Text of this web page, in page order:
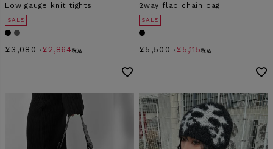
Low gauge knit tights
SALE
¥ 3,080 → ¥ 2,864税込
2way flap chain bag
SALE
¥ 5,500 → ¥ 5,115 税込